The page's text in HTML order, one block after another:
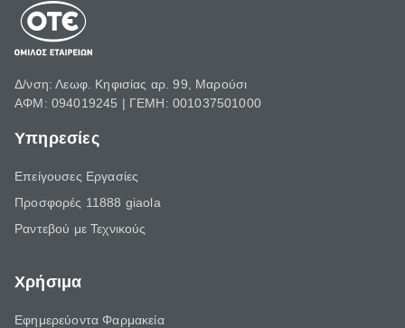
Δ/νση: Λεωφ. Κηφισίας αρ. 99, Μαρούσι
ΑΦΜ: 094019245 | ΓΕΜΗ: 001037501000
Υπηρεσίες
Επείγουσες Εργασίες
Προσφορές 11888 giaola
Ραντεβού με Τεχνικούς
Χρήσιμα
Εφημερεύοντα Φαρμακεία